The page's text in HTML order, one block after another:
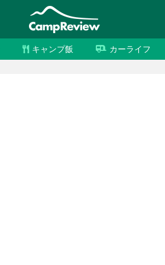
キャンプ飯 カーライフ